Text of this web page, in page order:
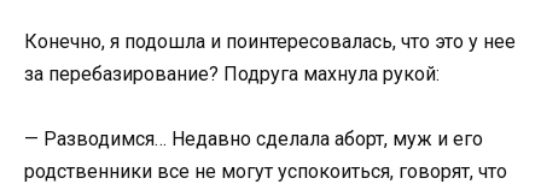
Конечно, я подошла и поинтересовалась, что это у нее
за перебазирование? Подруга махнула рукой:
— Разводимся… Недавно сделала аборт, муж и его
родственники все не могут успокоиться, говорят, что